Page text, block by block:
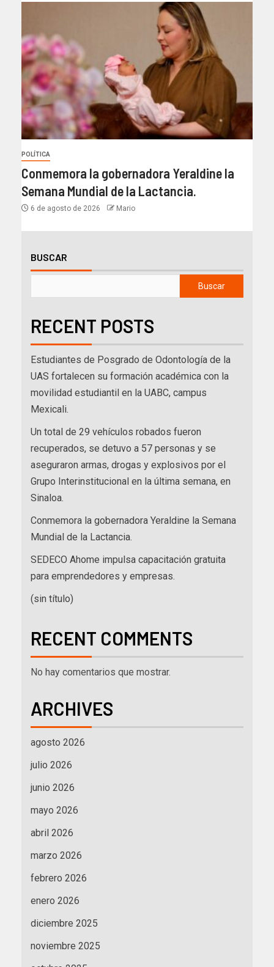
POLÍTICA
Conmemora la gobernadora Yeraldine la
Semana Mundial de la Lactancia.
6 de agosto de 2026 Mario
BUSCAR
Buscar
RECENT POSTS
Estudiantes de Posgrado de Odontología de la
UAS fortalecen su formación académica con la
movilidad estudiantil en la UABC, campus
Mexicali.
Un total de 29 vehículos robados fueron
recuperados, se detuvo a 57 personas y se
aseguraron armas, drogas y explosivos por el
Grupo Interinstitucional en la última semana, en
Sinaloa.
Conmemora la gobernadora Yeraldine la Semana
Mundial de la Lactancia.
SEDECO Ahome impulsa capacitación gratuita
para emprendedores y empresas.
(sin título)
RECENT COMMENTS
No hay comentarios que mostrar.
ARCHIVES
agosto 2026
julio 2026
junio 2026
mayo 2026
abril 2026
marzo 2026
febrero 2026
enero 2026
diciembre 2025
noviembre 2025